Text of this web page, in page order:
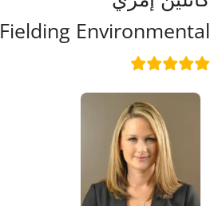
Fielding Environmental